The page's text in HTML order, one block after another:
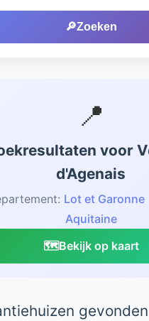
🔎Zoeken
📍
voor
d'Agenais
Lot et Garonne
Aquitaine
🗺️Bekijk op kaart